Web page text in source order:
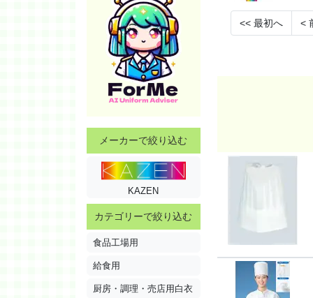
メーカーで絞り込む
KAZEN
カテゴリーで絞り込む
食品工場用
給食用
厨房・調理・売店用白衣
<< 最初へ <